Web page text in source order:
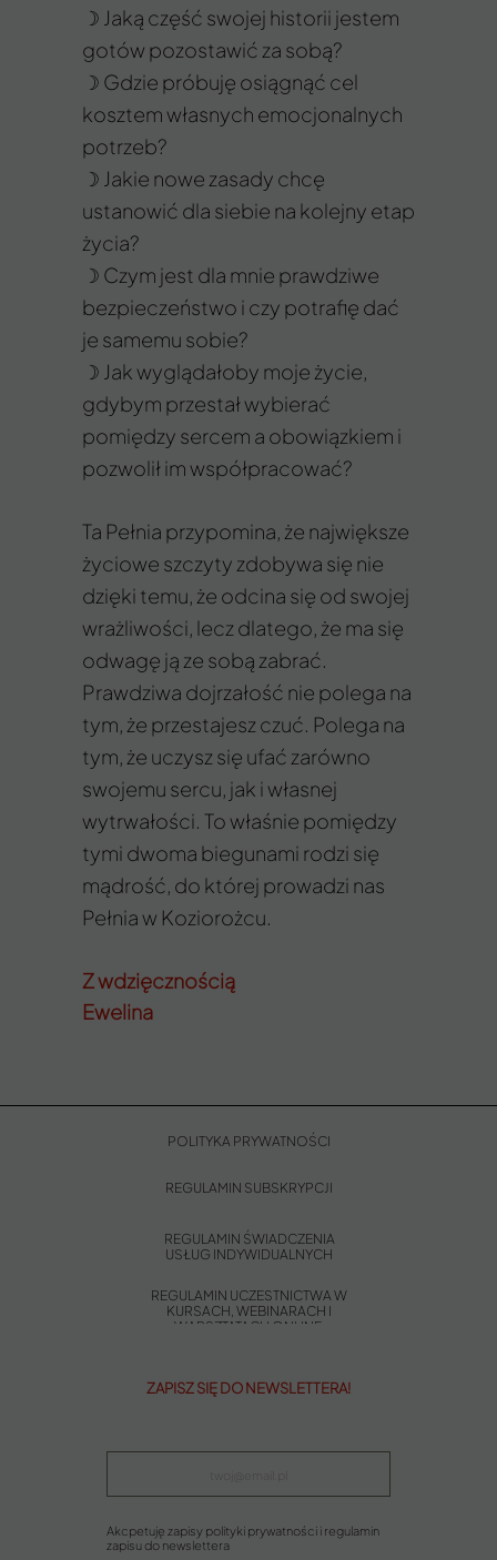
☽ Jaką część swojej historii jestem
gotów pozostawić za sobą?
☽ Gdzie próbuję osiągnąć cel
kosztem własnych emocjonalnych
potrzeb?
☽ Jakie nowe zasady chcę
ustanowić dla siebie na kolejny etap
życia?
☽ Czym jest dla mnie prawdziwe
bezpieczeństwo i czy potrafię dać
je samemu sobie?
☽ Jak wyglądałoby moje życie,
gdybym przestał wybierać
pomiędzy sercem a obowiązkiem i
pozwolił im współpracować?
Ta Pełnia przypomina, że największe
życiowe szczyty zdobywa się nie
dzięki temu, że odcina się od swojej
wrażliwości, lecz dlatego, że ma się
odwagę ją ze sobą zabrać.
Prawdziwa dojrzałość nie polega na
tym, że przestajesz czuć. Polega na
tym, że uczysz się ufać zarówno
swojemu sercu, jak i własnej
wytrwałości. To właśnie pomiędzy
tymi dwoma biegunami rodzi się
mądrość, do której prowadzi nas
Pełnia w Koziorożcu.
Z wdzięcznością
Ewelina
Akcpetuję zapisy polityki prywatności i regulamin
zapisu do newslettera
ZAPISZ SIĘ DO NEWSLETTERA!
REGULAMIN UCZESTNICTWA W
KURSACH, WEBINARACH I
WARSZTATACH ONLINE
REGULAMIN ŚWIADCZENIA
USŁUG INDYWIDUALNYCH
REGULAMIN SUBSKRYPCJI
POLITYKA PRYWATNOŚCI